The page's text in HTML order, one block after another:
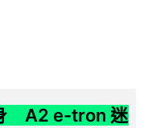
A2 e-tron 迷